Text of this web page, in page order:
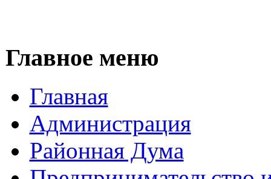
Главное меню
Главная
Администрация
Районная Дума